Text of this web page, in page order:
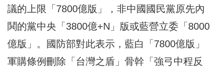
議的上限「7800億版」，非中國國民黨原先內
鬨的黨中央「3800億+N」版或藍營立委「8000
億版」。國防部對此表示，藍白「7800億版」
軍購條例刪除「台灣之盾」骨幹「強弓中程反